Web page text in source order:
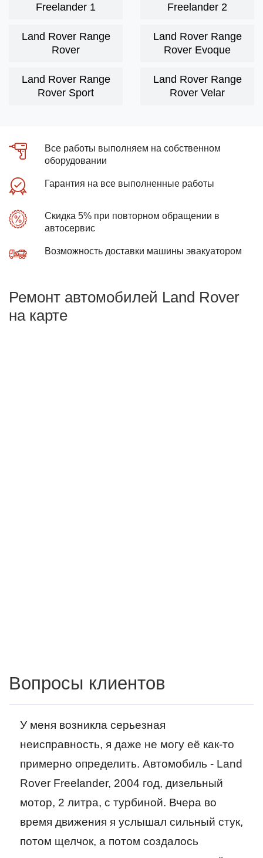
Freelander 1
Freelander 2
Land Rover Range
Rover
Land Rover Range
Rover Evoque
Land Rover Range
Rover Sport
Land Rover Range
Rover Velar
Все работы выполняем на собственном
оборудовании
Гарантия на все выполненные работы
Скидка 5% при повторном обращении в
автосервис
Возможность доставки машины эвакуатором
Ремонт автомобилей Land Rover
на карте
Вопросы клиентов
У меня возникла серьезная
неисправность, я даже не могу её как-то
примерно определить. Автомобиль - Land
Rover Freelander, 2004 год, дизельный
мотор, 2 литра, с турбиной. Вчера во
время движения я услышал сильный стук,
потом щелчок, а потом создалось